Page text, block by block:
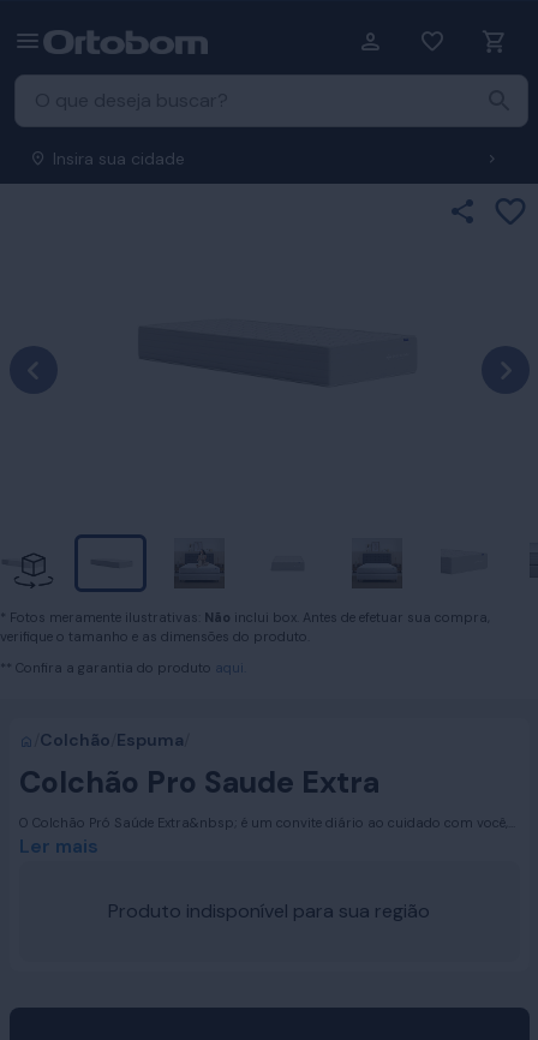
Insira sua cidade
* Fotos meramente ilustrativas: Não inclui box. Antes de efetuar sua compra,
verifique o tamanho e as dimensões do produto.
** Confira a garantia do produto aqui.
Colchão Espuma
Colchão Pro Saude Extra
O Colchão Pró Saúde Extra&nbsp; é um convite diário ao cuidado com você,
ele foi desenvolvido para quem busca firmeza e bem-estar em um produto
qualquer ambiente.
Ler mais
Produto indisponível para sua região